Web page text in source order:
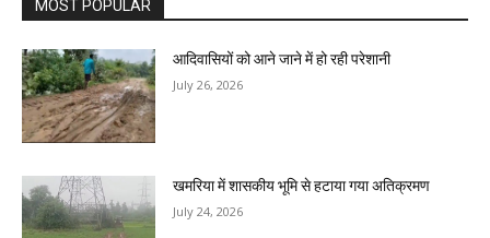
MOST POPULAR
आदिवासियों को आने जाने में हो रही परेशानी
July 26, 2026
खमरिया में शासकीय भूमि से हटाया गया अतिक्रमण
July 24, 2026